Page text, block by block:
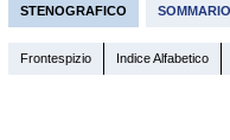
STENOGRAFICO SOMMARIO
Frontespizio Indice Alfabetico